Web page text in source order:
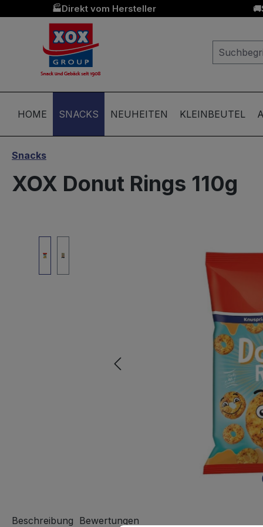
Zur Hauptnavigation springen
🏭Direkt vom Hersteller 🚚
HOME SNACKS NEUHEITEN KLEINBEUTEL
Snacks
XOX Donut Rings 110g
Beschreibung Bewertungen